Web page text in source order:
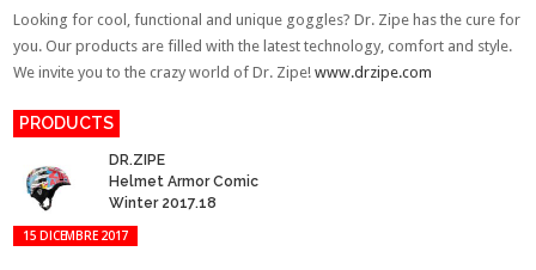
Looking for cool, functional and unique goggles? Dr. Zipe has the cure for
you. Our products are filled with the latest technology, comfort and style.
We invite you to the crazy world of Dr. Zipe!www.drzipe.com
PRODUCTS
DR.ZIPE
Helmet Armor Comic
Winter 2017.18
15 DICEMBRE 2017